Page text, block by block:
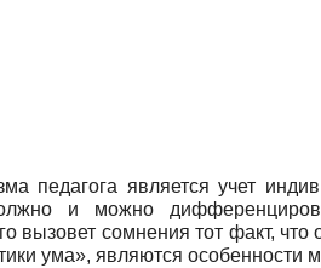
педагога является учет
и можно
сомнения тот факт, что
ума», являются